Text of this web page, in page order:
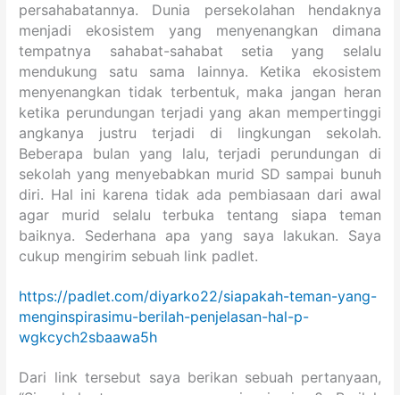
persahabatannya. Dunia persekolahan hendaknya
menjadi ekosistem yang menyenangkan dimana
tempatnya sahabat-sahabat setia yang selalu
mendukung satu sama lainnya. Ketika ekosistem
menyenangkan tidak terbentuk, maka jangan heran
ketika perundungan terjadi yang akan mempertinggi
angkanya justru terjadi di lingkungan sekolah.
Beberapa bulan yang lalu, terjadi perundungan di
sekolah yang menyebabkan murid SD sampai bunuh
diri. Hal ini karena tidak ada pembiasaan dari awal
agar murid selalu terbuka tentang siapa teman
baiknya. Sederhana apa yang saya lakukan. Saya
cukup mengirim sebuah link padlet.
https://padlet.com/diyarko22/siapakah-teman-yang-
menginspirasimu-berilah-penjelasan-hal-p-
wgkcych2sbaawa5h
Dari link tersebut saya berikan sebuah pertanyaan,